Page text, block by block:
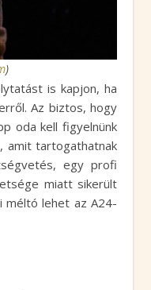
)
is kapjon, ha
Az biztos, hogy
oda kell figyelnünk
amit tartogathatnak
egy profi
miatt sikerült
méltó lehet az A24-